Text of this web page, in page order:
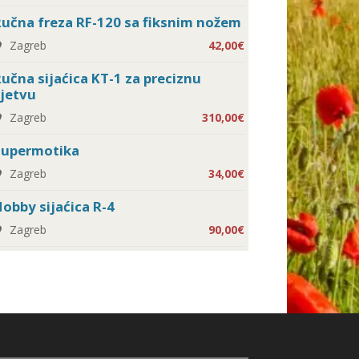
freza RF-120 sa fiksnim nožem
Zagreb 42,00€
sijaćica KT-1 za preciznu
Zagreb 310,00€
Zagreb 34,00€
sijaćica R-4
Zagreb 90,00€